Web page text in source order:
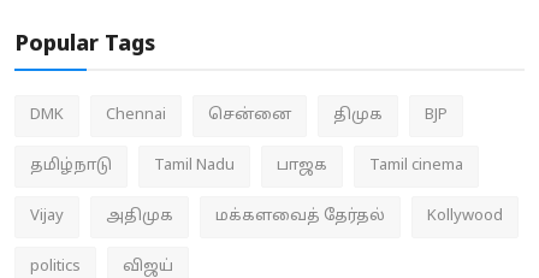
Popular Tags
DMK Chennai சென்னை திமுக BJP
தமிழ்நாடு Tamil Nadu பாஜக Tamil cinema
Vijay அதிமுக மக்களவைத் தேர்தல் Kollywood
politics விஜய்